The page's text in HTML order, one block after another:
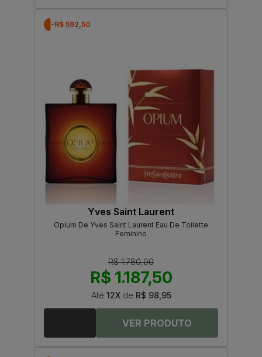
-R$ 592,50
Yves Saint Laurent
Opium De Yves Saint Laurent Eau De Toilette
Feminino
R$ 1.780,00
R$ 1.187,50
Até 12Xde R$ 98,95